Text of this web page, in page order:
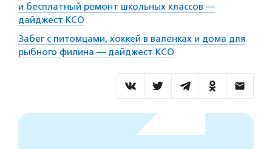
и бесплатный ремонт школьных классов —
дайджест КСО
Забег с питомцами, хоккей в валенках и дома для
рыбного филина — дайджест КСО